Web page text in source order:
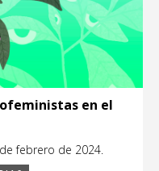
en el
febrero de 2024.